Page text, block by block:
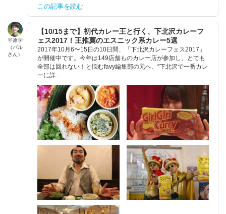
この記事を読む
平原学
（バル
さん）
【10/15まで】初代カレー王と行く、下北沢カレーフ
ェス2017！王推薦のエスニック系カレー5選
2017年10月6〜15日の10日間、「下北沢カレーフェス2017」
が開催中です。今年は149店舗ものカレー店が参加し、とても
全部は回れない！と悩むfavy編集部の元へ、“下北沢で一番カレ
ーに詳...